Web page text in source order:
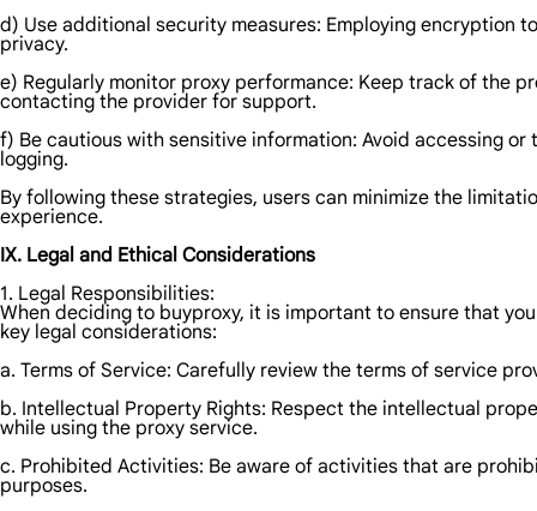
d) Use additional security measures: Employing encryption
privacy.
e) Regularly monitor proxy performance: Keep track of the
contacting the provider for support.
f) Be cautious with sensitive information: Avoid accessing
logging.
By following these strategies, users can minimize the
experience.
IX. Legal and Ethical Considerations
1. Legal Responsibilities:
When deciding to buyproxy, it is important to ensure that
key legal considerations:
a. Terms of Service: Carefully review the terms of service
b. Intellectual Property Rights: Respect the intellectual
while using the proxy service.
c. Prohibited Activities: Be aware of activities that are
purposes.